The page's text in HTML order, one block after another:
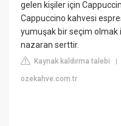
gelen kişiler için
Cappuccino kahvesi
yumuşak bir seçim olmak
nazaran serttir.
Kaynak kaldırma talebi
ozekahve.com.tr